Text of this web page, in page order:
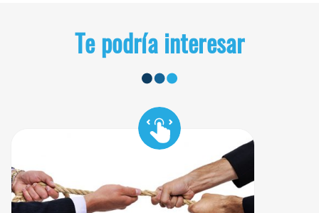
Te podría interesar